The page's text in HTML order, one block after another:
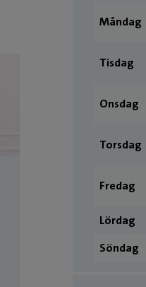
Måndag
Tisdag
Onsdag
Torsdag
Fredag
Lördag
Söndag